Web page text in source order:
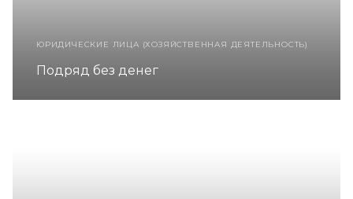
ЮРИДИЧЕСКИЕ ЛИЦА (ХОЗЯЙСТВЕННАЯ ДЕЯТЕЛЬНОСТЬ)
Подряд без денег